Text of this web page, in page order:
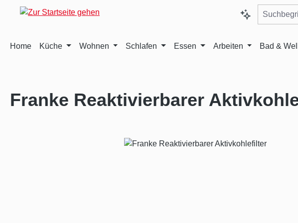
Hauptinhalt springen
Zur Suche springen
Zur Hauptnavigation springen
Home Küche Wohnen Schlafen Essen Arbeiten Bad &
Franke Reaktivierbarer